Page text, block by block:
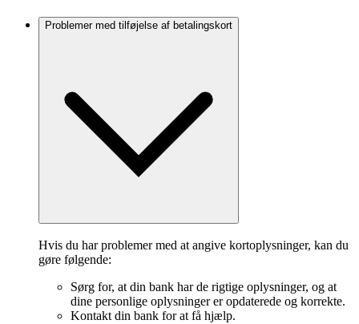
Problemer med tilføjelse af betalingskort
Hvis du har problemer med at angive kortoplysninger, kan du
gøre følgende:
Sørg for, at din bank har de rigtige oplysninger, og at
dine personlige oplysninger er opdaterede og korrekte.
Kontakt din bank for at få hjælp.